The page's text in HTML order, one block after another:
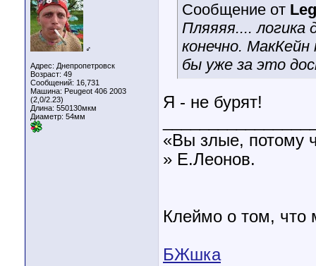
♂
Адрес: Днепропетровск
Возраст: 49
Сообщений: 16,731
Машина: Peugeot 406 2003
(2,0/2.23)
Длина: 550130мкм
Диаметр: 54мм
Сообщение от
Пляяяя.... логика
конечно.
бы уже за это
Я - не бурят!
«Вы злые, потому
» Е.Леонов.
Клеймо о том, что
БЖшка